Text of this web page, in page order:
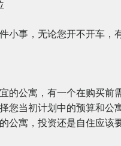
小事，无论您开不开车，
的公寓，有一个在购买
您当初计划中的预算和
公寓，投资还是自住应该